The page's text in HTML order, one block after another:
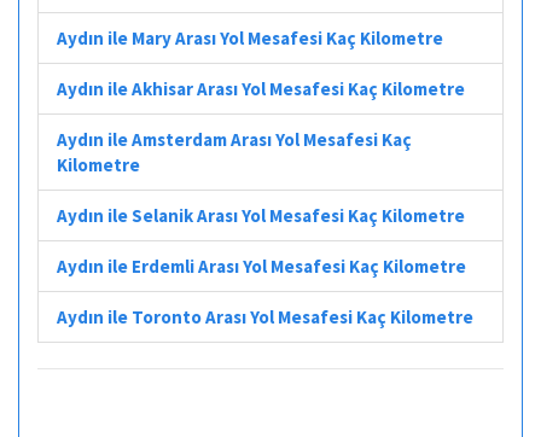
Aydın ile Mary Arası Yol Mesafesi Kaç Kilometre
Aydın ile Akhisar Arası Yol Mesafesi Kaç Kilometre
Aydın ile Amsterdam Arası Yol Mesafesi Kaç
Kilometre
Aydın ile Selanik Arası Yol Mesafesi Kaç Kilometre
Aydın ile Erdemli Arası Yol Mesafesi Kaç Kilometre
Aydın ile Toronto Arası Yol Mesafesi Kaç Kilometre